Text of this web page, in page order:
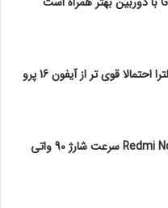
گلکسی اس 25 اولترا احتمالا قوی تر از آیفون 16 پرو
گوشی Redmi Note 14 Pro سرعت شارژ 90 واتی